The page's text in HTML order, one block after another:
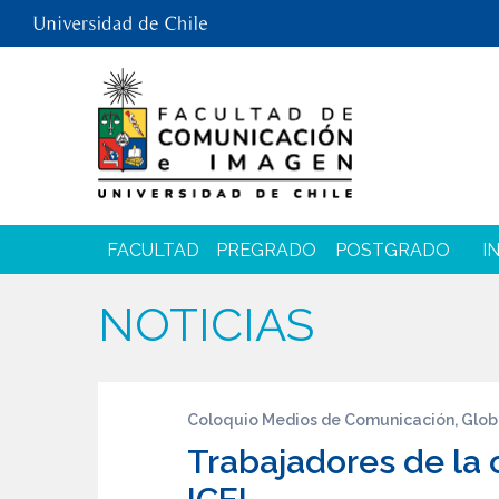
FACULTAD PREGRADO POSTGRADO
NOTICIAS
Coloquio Medios de Comunicación,
Trabajadores de